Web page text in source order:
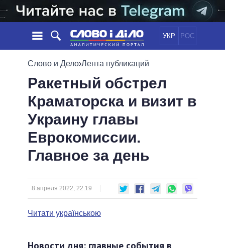
УКР РОС
НОВОСТИ
ЛЕНТА
СОБЫТИЯ
СТАТЬИ
МНЕНИЯ
ОБЗОРЫ
ДАЙДЖЕСТЫ
ПОЛИТИКА
ЭКОНОМИКА
ОБЩЕСТВО
ОБЕЩАНИЯ
ПОЛИТИКИ
ВСЕ ПОЛИТИКИ
ПРЕЗИДЕНТ И ОФИС
ВЕРХОВНАЯ РАДА
ГЛАВЫ ОБЛАДМИНИСТРАЦИЙ
ВСЕ ПЕРСОНЫ
ИНФОГРАФИКА
ВИДЕО
СРАВНЕНИЕ ПОЛИТИКОВ
Слово и Дело›Лента публикаций
Ракетный обстрел
Краматорска и визит в
Украину главы
Еврокомиссии.
Главное за день
8 апреля 2022, 22:19
Читати українською
Новости дня: главные события в